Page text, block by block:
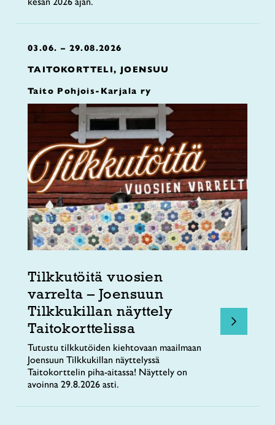
03.06. – 29.08.2026
TAITOKORTTELI, JOENSUU
Taito Pohjois-Karjala ry
Tilkkutöitä vuosien
varrelta – Joensuun
Tilkkukillan näyttely
Taitokorttelissa
Tutustu tilkkutöiden kiehtovaan maailmaan
Joensuun Tilkkukillan näyttelyssä
Taitokorttelin piha-aitassa! Näyttely on
avoinna 29.8.2026 asti.